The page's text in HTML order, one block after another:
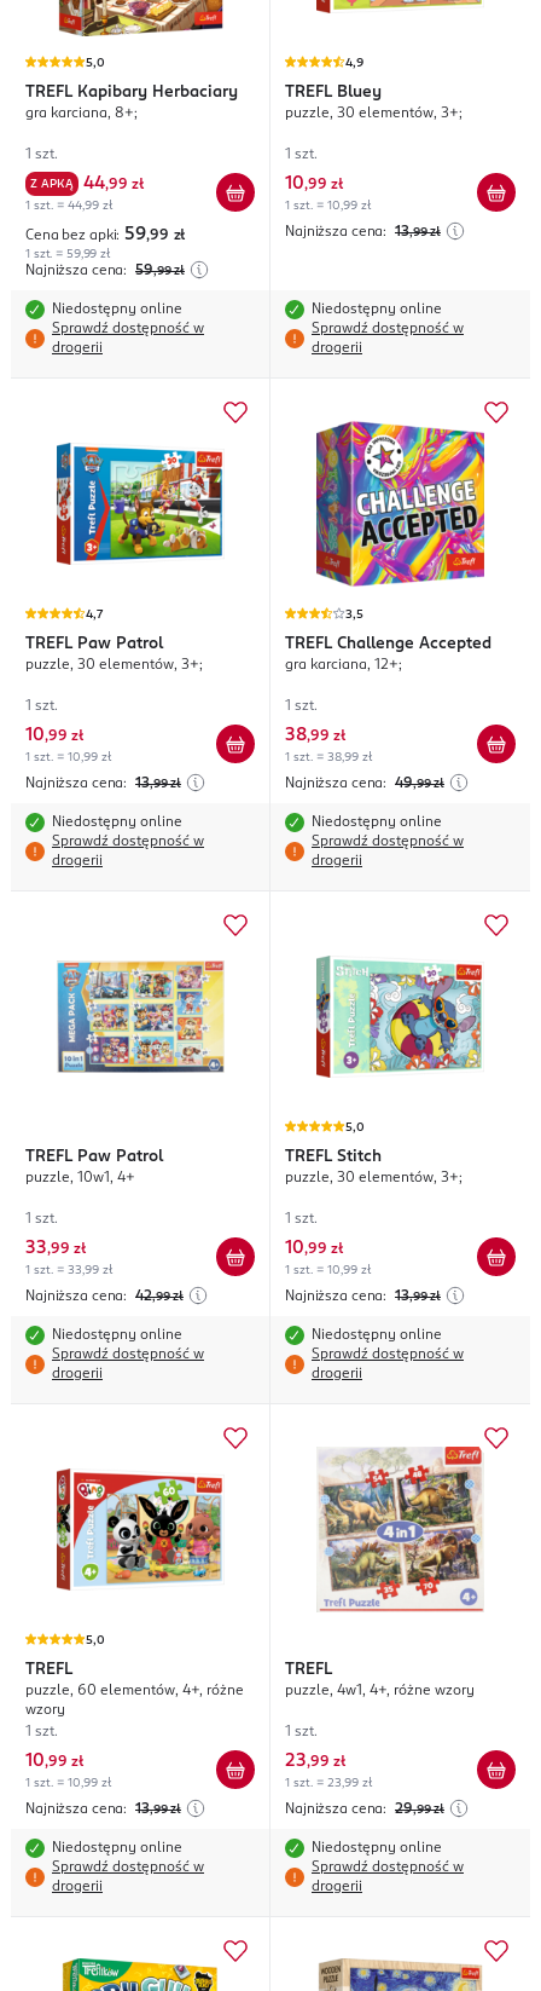
5,0
TREFL Kapibary Herbaciary
gra karciana, 8+;
1 szt.
Z APKĄ 44,99 zł
1 szt. = 44,99 zł
Cena bez apki: 59,99 zł
1 szt. = 59,99 zł
Najniższa cena: 59,99 zł
Niedostępny online
Sprawdź dostępność w
drogerii
4,9
TREFL Bluey
puzzle, 30 elementów, 3+;
1 szt.
10,99 zł
1 szt. = 10,99 zł
Najniższa cena: 13,99 zł
Niedostępny online
Sprawdź dostępność w
drogerii
4,7
TREFL Paw Patrol
puzzle, 30 elementów, 3+;
1 szt.
10,99 zł
1 szt. = 10,99 zł
Najniższa cena: 13,99 zł
Niedostępny online
Sprawdź dostępność w
drogerii
3,5
TREFL Challenge Accepted
gra karciana, 12+;
1 szt.
38,99 zł
1 szt. = 38,99 zł
Najniższa cena: 49,99 zł
Niedostępny online
Sprawdź dostępność w
drogerii
TREFL Paw Patrol
puzzle, 10w1, 4+
1 szt.
33,99 zł
1 szt. = 33,99 zł
Najniższa cena: 42,99 zł
Niedostępny online
Sprawdź dostępność w
drogerii
5,0
TREFL Stitch
puzzle, 30 elementów, 3+;
1 szt.
10,99 zł
1 szt. = 10,99 zł
Najniższa cena: 13,99 zł
Niedostępny online
Sprawdź dostępność w
drogerii
5,0
TREFL
puzzle, 60 elementów, 4+, różne
wzory
1 szt.
10,99 zł
1 szt. = 10,99 zł
Najniższa cena: 13,99 zł
Niedostępny online
Sprawdź dostępność w
drogerii
TREFL
puzzle, 4w1, 4+, różne wzory
1 szt.
23,99 zł
1 szt. = 23,99 zł
Najniższa cena: 29,99 zł
Niedostępny online
Sprawdź dostępność w
drogerii